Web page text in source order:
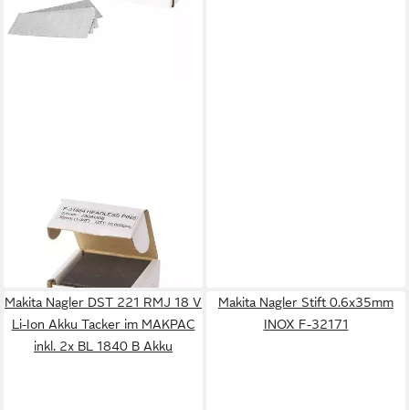
Nagler Stift 0.6x35mm F-
31854
ab 19,78 €
lieferbar - in 2-3 Werktagen bei dir
Makita Nagler DST 221 RMJ 18 V
Li-Ion Akku Tacker im MAKPAC
inkl. 2x BL 1840 B Akku
Makita Nagler Stift 0.6x35mm
INOX F-32171